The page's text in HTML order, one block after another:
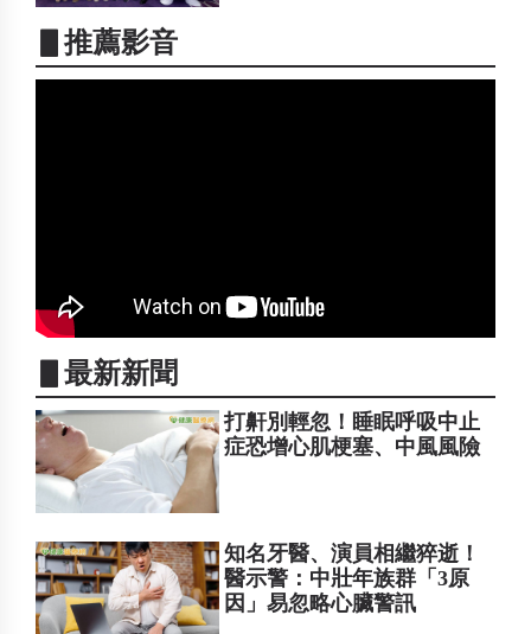
▋推薦影音
▋最新新聞
打鼾別輕忽！睡眠呼吸中止
症恐增心肌梗塞、中風風險
知名牙醫、演員相繼猝逝！
醫示警：中壯年族群「3原
因」易忽略心臟警訊